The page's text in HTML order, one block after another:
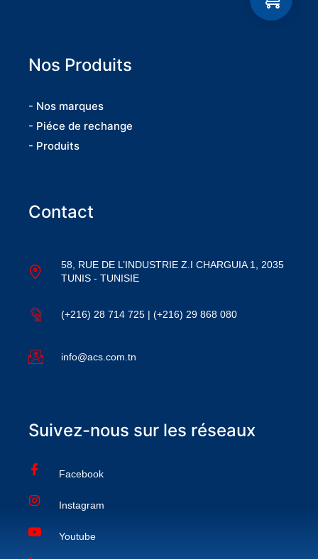
Nos Produits
- Nos marques
- Piéce de rechange
- Produits
Contact
58, RUE DE L’INDUSTRIE Z.I CHARGUIA 1, 2035
TUNIS - TUNISIE
(+216) 28 714 725 | (+216) 29 868 080
info@acs.com.tn
Suivez-nous sur les réseaux
Facebook
Instagram
Youtube